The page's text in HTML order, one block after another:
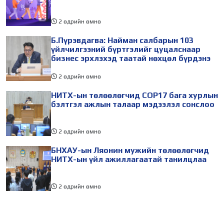
2 өдрийн өмнө
Б.Пүрэвдагва: Найман салбарын 103
үйлчилгээний бүртгэлийг цуцалснаар
бизнес эрхлэхэд таатай нөхцөл бүрдэнэ
2 өдрийн өмнө
НИТХ-ын төлөөлөгчид COP17 бага хурлын
бэлтгэл ажлын талаар мэдээлэл сонслоо
2 өдрийн өмнө
БНХАУ-ын Ляонин мужийн төлөөлөгчид
НИТХ-ын үйл ажиллагаатай танилцлаа
2 өдрийн өмнө